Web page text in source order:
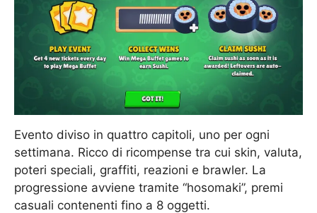
Evento diviso in quattro capitoli, uno per ogni
settimana. Ricco di ricompense tra cui skin, valuta,
poteri speciali, graffiti, reazioni e brawler. La
progressione avviene tramite “hosomaki”, premi
casuali contenenti fino a 8 oggetti.